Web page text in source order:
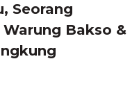
Seorang
Bakso &